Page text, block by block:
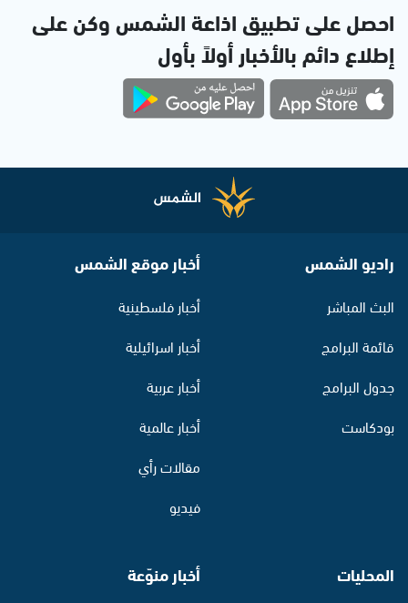
احصل على تطبيق اذاعة الشمس وكن على
إطلاع دائم بالأخبار أولاً بأول
راديو الشمس
البث المباشر
قائمة البرامج
جدول البرامج
بودكاست
أخبار موقع الشمس
أخبار فلسطينية
أخبار اسرائيلية
أخبار عربية
أخبار عالمية
مقالات رأي
فيديو
المحليات أخبار منوّعة